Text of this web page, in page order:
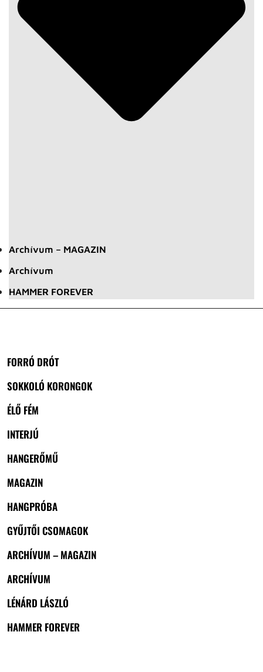
Archívum – MAGAZIN
Archívum
HAMMER FOREVER
FORRÓ DRÓT
SOKKOLÓ KORONGOK
ÉLŐ FÉM
INTERJÚ
HANGERŐMŰ
MAGAZIN
HANGPRÓBA
GYŰJTŐI CSOMAGOK
ARCHÍVUM – MAGAZIN
ARCHÍVUM
LÉNÁRD LÁSZLÓ
HAMMER FOREVER